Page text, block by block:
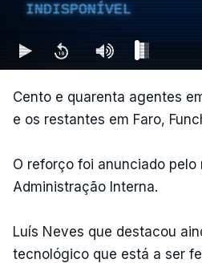
INDISPONÍVEL
Cento e quarenta agentes
e os restantes em Faro,
O reforço foi anunciado pelo
Administração Interna.
Luís Neves que destacou
tecnológico que está a ser